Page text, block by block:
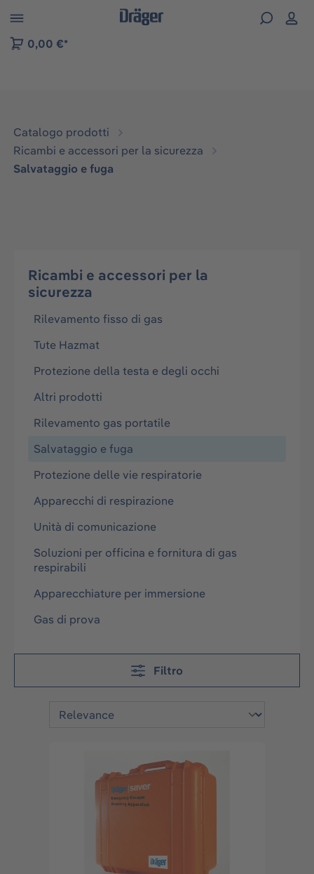
Skip to B2B platform navigation
0,00 €*
Catalogo prodotti
Ricambi e accessori per la sicurezza
Salvataggio e fuga
Ricambi e accessori per la
sicurezza
Rilevamento fisso di gas
Tute Hazmat
Protezione della testa e degli occhi
Altri prodotti
Rilevamento gas portatile
Salvataggio e fuga
Protezione delle vie respiratorie
Apparecchi di respirazione
Unità di comunicazione
Soluzioni per officina e fornitura di gas
respirabili
Apparecchiature per immersione
Gas di prova
Filtro